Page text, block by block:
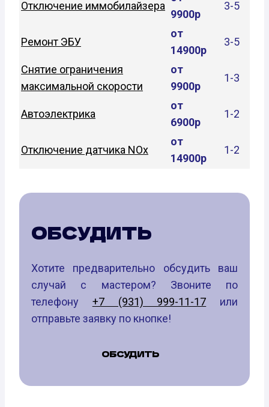
Отключение иммобилайзера
9900р
3-5
Ремонт ЭБУ
от
14900р
3-5
Снятие ограничения
максимальной скорости
от
9900р
1-3
Автоэлектрика
от
6900р
1-2
Отключение датчика NOx
от
14900р
1-2
ОБСУДИТЬ
Хотите предварительно обсудить ваш
случай с мастером? Звоните по
телефону +7 (931) 999-11-17 или
отправьте заявку по кнопке!
ОБСУДИТЬ